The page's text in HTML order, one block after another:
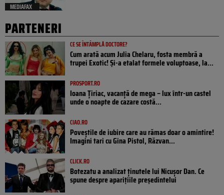
MEDIAFAX
PARTENERI
CE SE ÎNTÂMPLĂ DOCTORE?
Cum arată acum Julia Chelaru, fosta membră a
trupei Exotic! Și-a etalat formele voluptoase, la...
PROSPORT.RO
Ioana Țiriac, vacanță de mega – lux într-un castel
unde o noapte de cazare costă...
CIAO.RO
Poveştile de iubire care au rămas doar o amintire!
Imagini tari cu Gina Pistol, Răzvan...
CLICK.RO
Botezatu a analizat ținutele lui Nicușor Dan. Ce
spune despre aparițiile președintelui